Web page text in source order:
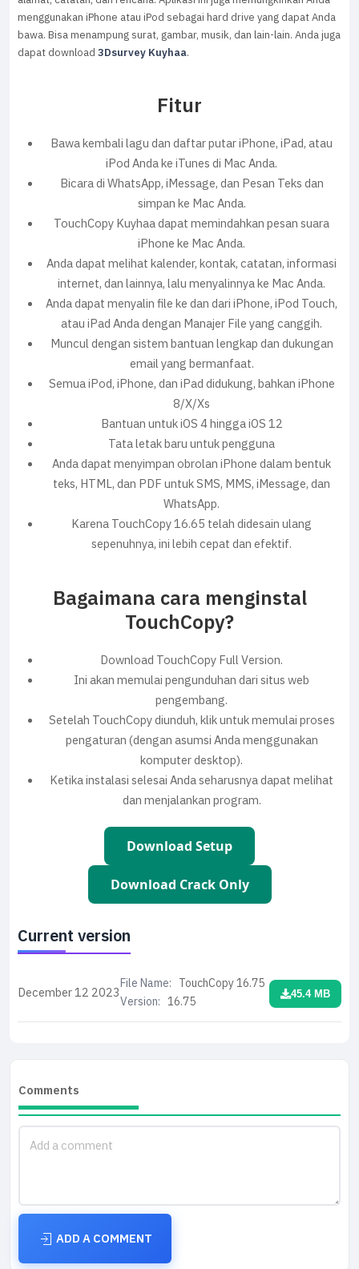
menggunakan iPhone atau iPod sebagai hard drive yang dapat Anda
bawa. Bisa menampung surat, gambar, musik, dan lain-lain. Anda juga
dapat download 3Dsurvey Kuyhaa.
Fitur
Bawa kembali lagu dan daftar putar iPhone, iPad, atau
iPod Anda ke iTunes di Mac Anda.
Bicara di WhatsApp, iMessage, dan Pesan Teks dan
simpan ke Mac Anda.
TouchCopy Kuyhaa dapat memindahkan pesan suara
iPhone ke Mac Anda.
Anda dapat melihat kalender, kontak, catatan, informasi
internet, dan lainnya, lalu menyalinnya ke Mac Anda.
Anda dapat menyalin file ke dan dari iPhone, iPod Touch,
atau iPad Anda dengan Manajer File yang canggih.
Muncul dengan sistem bantuan lengkap dan dukungan
email yang bermanfaat.
Semua iPod, iPhone, dan iPad didukung, bahkan iPhone
8/X/Xs
Bantuan untuk iOS 4 hingga iOS 12
Tata letak baru untuk pengguna
Anda dapat menyimpan obrolan iPhone dalam bentuk
teks, HTML, dan PDF untuk SMS, MMS, iMessage, dan
WhatsApp.
Karena TouchCopy 16.65 telah didesain ulang
sepenuhnya, ini lebih cepat dan efektif.
Bagaimana cara menginstal
TouchCopy?
Download TouchCopy Full Version.
Ini akan memulai pengunduhan dari situs web
pengembang.
Setelah TouchCopy diunduh, klik untuk memulai proses
pengaturan (dengan asumsi Anda menggunakan
komputer desktop).
Ketika instalasi selesai Anda seharusnya dapat melihat
dan menjalankan program.
Download Setup
Download Crack Only
Current version
December 12 2023
File Name: TouchCopy 16.75
Version: 16.75 45.4 MB
Comments
ADD A COMMENT